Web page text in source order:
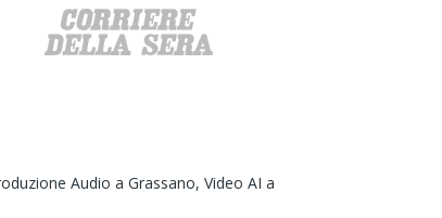
Audio a Grassano, Video AI a